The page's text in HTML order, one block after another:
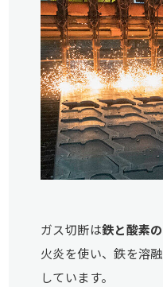
ガス切断は鉄と酸素
火炎を使い、鉄を溶
しています。